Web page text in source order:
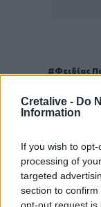
Cretalive - Do
Information
If you wish to
processing of
targeted
section to
Φειδίας
Γίνε ο